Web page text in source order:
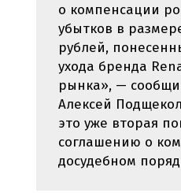
о компенсации
убытков в
рублей,
ухода бренда
рынка», —
Алексей
это уже вторая
соглашению о
досудебном